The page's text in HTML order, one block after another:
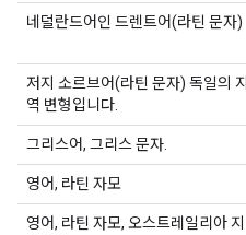
네덜란드어인 드렌트어(라틴 문자)
저지 소르브어(라틴 문자) 독일의 지
역 변형입니다.
그리스어, 그리스 문자.
영어, 라틴 자모
영어, 라틴 자모, 오스트레일리아 지